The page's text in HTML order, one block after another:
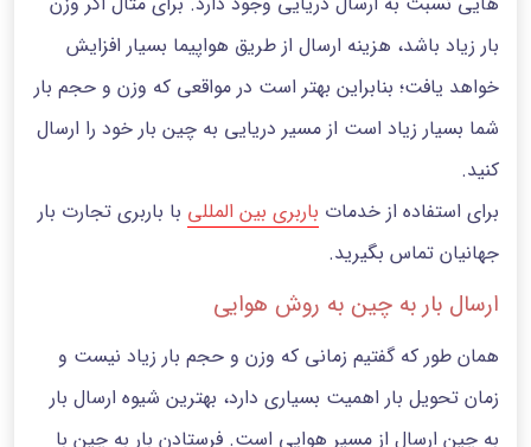
بار زیاد باشد، هزینه ارسال از طریق هواپیما بسیار افزایش
خواهد یافت؛ بنابراین بهتر است در مواقعی که وزن و حجم بار
شما بسیار زیاد است از مسیر دریایی به چین بار خود را ارسال
کنید.
برای استفاده از خدمات باربری بین المللی با باربری تجارت بار
جهانیان تماس بگیرید.
ارسال بار به چین به روش هوایی
همان طور که گفتیم زمانی که وزن و حجم بار زیاد نیست و
زمان تحویل بار اهمیت بسیاری دارد، بهترین شیوه ارسال بار
به چین ارسال از مسیر هوایی است. فرستادن بار به چین با